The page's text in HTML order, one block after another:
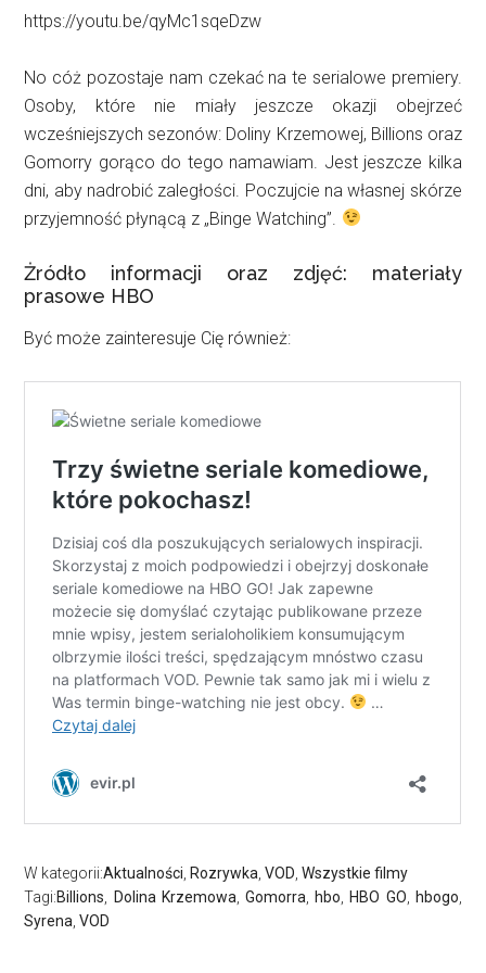
https://youtu.be/qyMc1sqeDzw
No cóż pozostaje nam czekać na te serialowe premiery.
Osoby, które nie miały jeszcze okazji obejrzeć
wcześniejszych sezonów: Doliny Krzemowej, Billions oraz
Gomorry gorąco do tego namawiam. Jest jeszcze kilka
dni, aby nadrobić zaległości. Poczujcie na własnej skórze
przyjemność płynącą z „Binge Watching”.
Żródło informacji oraz zdjęć: materiały
prasowe HBO
Być może zainteresuje Cię również:
W kategorii:Aktualności Rozrywka ,VOD ,Wszystkie filmy
Tagi:Billions Dolina Krzemowa Gomorra hbo HBO GO hbogo
Syrena ,VOD